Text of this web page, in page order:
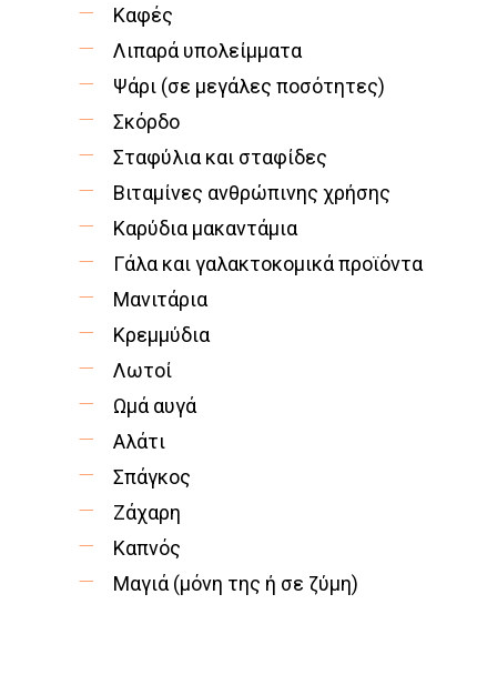
Καφές
Λιπαρά υπολείμματα
Ψάρι (σε μεγάλες ποσότητες)
Σκόρδο
Σταφύλια και σταφίδες
Βιταμίνες ανθρώπινης χρήσης
Καρύδια μακαντάμια
Γάλα και γαλακτοκομικά προϊόντα
Μανιτάρια
Κρεμμύδια
Λωτοί
Ωμά αυγά
Αλάτι
Σπάγκος
Ζάχαρη
Καπνός
Μαγιά (μόνη της ή σε ζύμη)